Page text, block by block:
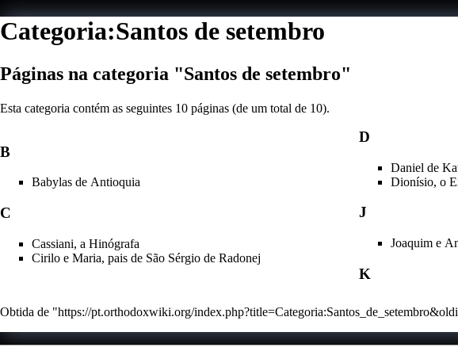
Categoria:Santos de setembro
Páginas na categoria "Santos de setembro"
Esta categoria contém as seguintes 10 páginas (de um total de 10).
B
Babylas de Antioquia
C
Cassiani, a Hinógrafa
Cirilo e Maria, pais de São Sérgio de Radonej
D
Daniel de
Dionísio, o
J
Joaquim e
K
Obtida de "https://pt.orthodoxwiki.org/